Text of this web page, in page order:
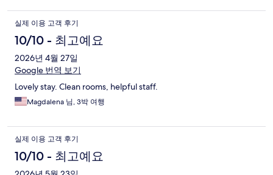
실제 이용 고객 후기
10/10 - 최고예요
2026년 4월 27일
Google 번역 보기
Lovely stay. Clean rooms, helpful staff.
Magdalena 님, 3박 여행
실제 이용 고객 후기
10/10 - 최고예요